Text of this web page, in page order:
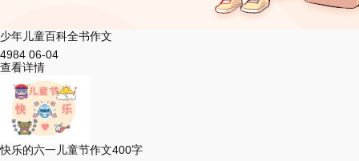
少年儿童百科全书作文
4984 06-04
查看详情
快乐的六一儿童节作文400字